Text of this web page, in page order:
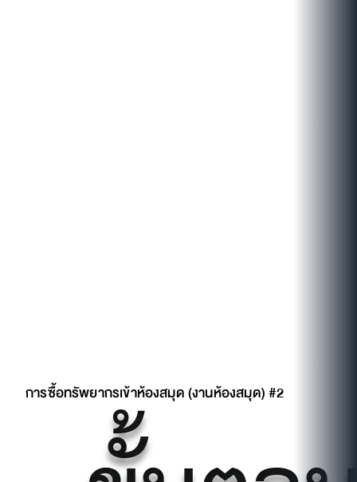
การซื้อทรัพยากรเข้าห้องสมุด (งานห้องสมุด) #2